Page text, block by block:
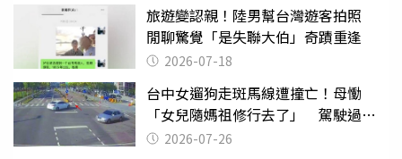
旅遊變認親！陸男幫台灣遊客拍照
閒聊驚覺「是失聯大伯」奇蹟重逢
2026-07-18
台中女遛狗走斑馬線遭撞亡！母慟
「女兒隨媽祖修行去了」 駕駛過失
致死判9月
2026-07-26